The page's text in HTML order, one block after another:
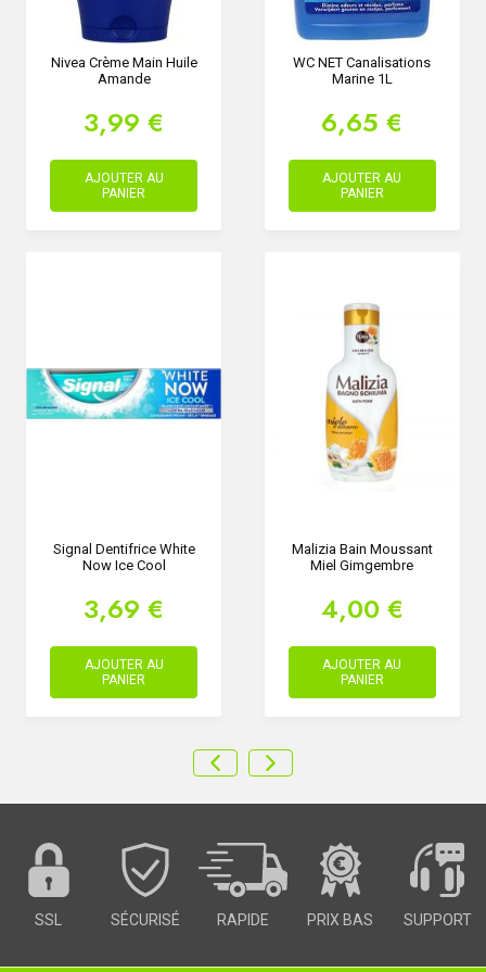
Nivea Crème Main Huile
Amande
3,99 €
AJOUTER AU
PANIER
WC NET Canalisations
Marine 1L
6,65 €
AJOUTER AU
PANIER
Signal Dentifrice White
Now Ice Cool
3,69 €
AJOUTER AU
PANIER
Malizia Bain Moussant
Miel Gimgembre
4,00 €
AJOUTER AU
PANIER
SSL SÉCURISÉ RAPIDE PRIX BAS SUPPORT